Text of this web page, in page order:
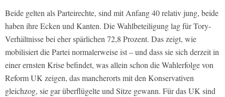
Beide gelten als Parteirechte, sind mit Anfang 40 relativ jung, beide
haben ihre Ecken und Kanten. Die Wahlbeteiligung lag für Tory-
Verhältnisse bei eher spärlichen 72,8 Prozent. Das zeigt, wie
mobilisiert die Partei normalerweise ist – und dass sie sich derzeit in
einer ernsten Krise befindet, was allein schon die Wahlerfolge von
Reform UK zeigen, das mancherorts mit den Konservativen
gleichzog, sie gar überflügelte und Sitze gewann. Für das UK sind